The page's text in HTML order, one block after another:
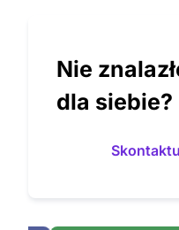
Nie
dla siebie?